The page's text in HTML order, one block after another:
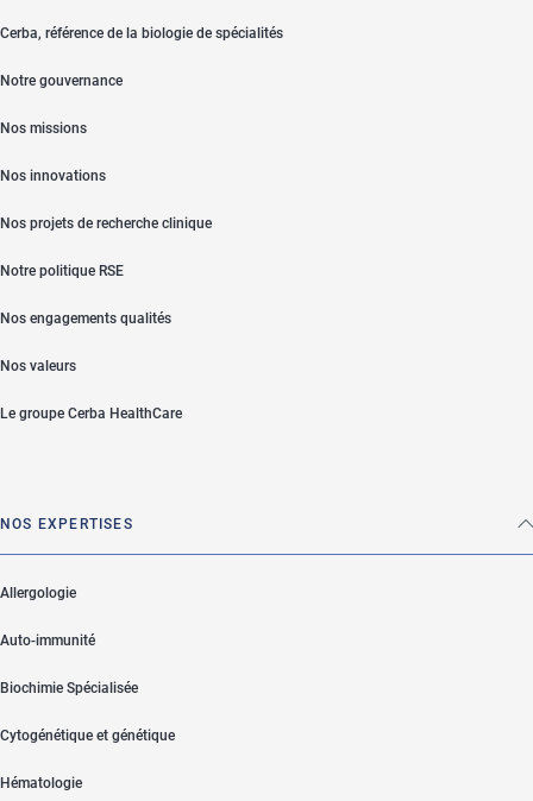
Cerba, référence de la biologie de spécialités
Notre gouvernance
Nos missions
Nos innovations
Nos projets de recherche clinique
Notre politique RSE
Nos engagements qualités
Nos valeurs
Le groupe Cerba HealthCare
NOS EXPERTISES
Allergologie
Auto-immunité
Biochimie Spécialisée
Cytogénétique et génétique
Hématologie